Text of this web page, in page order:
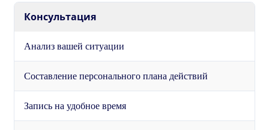
Консультация
Анализ вашей ситуации
Составление персонального плана действий
Запись на удобное время